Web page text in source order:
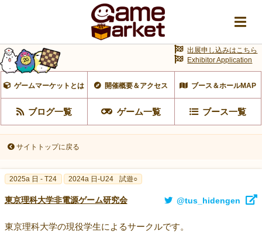
ゲームマーケットとは 開催概要＆アクセス ブース＆ホールMAP
ブログ一覧 ゲーム一覧 ブース一覧
出展申し込みはこちら
Exhibitor Application
サイトトップに戻る
2025a 日 - T24 2024a 日-U24 試遊○
東京理科大学非電源ゲーム研究会 @tus_hidengen
東京理科大学の現役学生によるサークルです。